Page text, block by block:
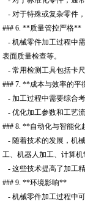
- 对于特殊或复杂零件
### 6. **质量管控严格**
- 机械零件加工过程中
表面质量检查等。
- 常用检测工具包括卡
### 7. **成本与效率的平
- 加工过程中需要综合
- 优化加工参数和工艺
### 8. **自动化与智能化
- 随着技术的发展，机
工、机器人加工、计算机
- 这些技术提高了加工
### 9. **环境影响**
- 机械零件加工过程中